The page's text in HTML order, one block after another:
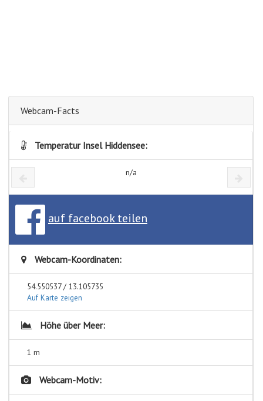
Webcam-Facts
Temperatur Insel Hiddensee:
n/a
auf facebook teilen
Webcam-Koordinaten:
54.550537 / 13.105735
Auf Karte zeigen
Höhe über Meer:
1 m
Webcam-Motiv: